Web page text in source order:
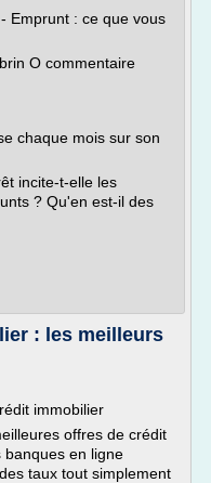
Emprunt : ce que vous
O commentaire
chaque mois sur son
incite-t-elle les
? Qu'en est-il des
: les meilleurs
immobilier
offres de crédit
banques en ligne
taux tout simplement